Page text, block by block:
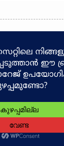
സമൂഹം
താംബൂല